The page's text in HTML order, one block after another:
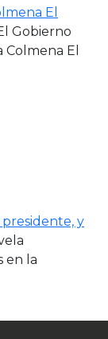
El
Gobierno
El
y
en la